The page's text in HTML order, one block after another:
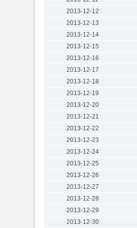
2013-12-12
2013-12-13
2013-12-14
2013-12-15
2013-12-16
2013-12-17
2013-12-18
2013-12-19
2013-12-20
2013-12-21
2013-12-22
2013-12-23
2013-12-24
2013-12-25
2013-12-26
2013-12-27
2013-12-28
2013-12-29
2013-12-30